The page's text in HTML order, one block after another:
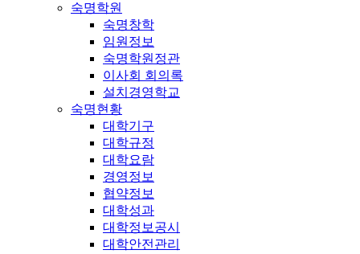
숙명학원
숙명창학
임원정보
숙명학원정관
이사회 회의록
설치경영학교
숙명현황
대학기구
대학규정
대학요람
경영정보
협약정보
대학성과
대학정보공시
대학안전관리